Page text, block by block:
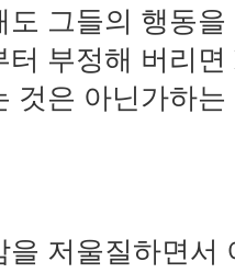
도 그들의 행동
터 부정해 버리
것은 아닌가하
을 저울질하면서